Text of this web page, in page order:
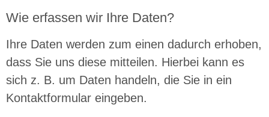
Wie erfassen wir Ihre Daten?
Ihre Daten werden zum einen dadurch erhoben,
dass Sie uns diese mitteilen. Hierbei kann es
sich z. B. um Daten handeln, die Sie in ein
Kontaktformular eingeben.